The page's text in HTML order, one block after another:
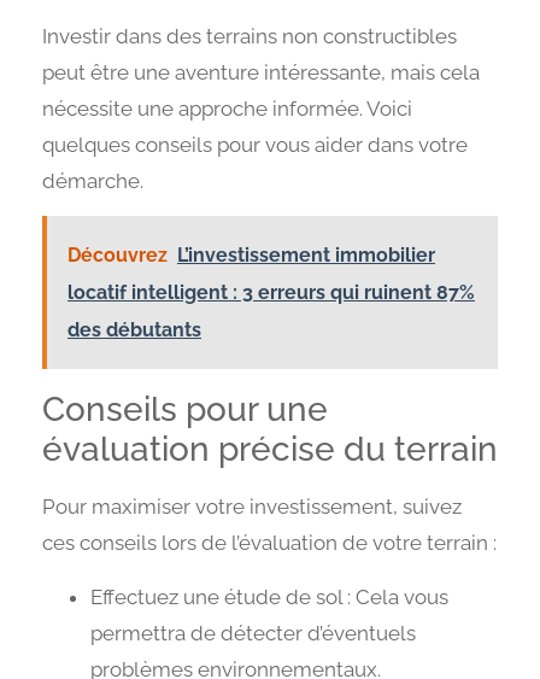
Investir dans des terrains non constructibles
peut être une aventure intéressante, mais cela
nécessite une approche informée. Voici
quelques conseils pour vous aider dans votre
démarche.
Découvrez L’investissement immobilier
locatif intelligent : 3 erreurs qui ruinent 87%
des débutants
Conseils pour une
évaluation précise du terrain
Pour maximiser votre investissement, suivez
ces conseils lors de l’évaluation de votre terrain :
Effectuez une étude de sol : Cela vous
permettra de détecter d’éventuels
problèmes environnementaux.